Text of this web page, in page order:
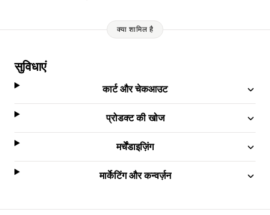
क्या शामिल है
सुविधाएं
कार्ट और चेकआउट
प्रोडक्ट की खोज
मर्चेंडाइज़िंग
मार्केटिंग और कन्वर्ज़न